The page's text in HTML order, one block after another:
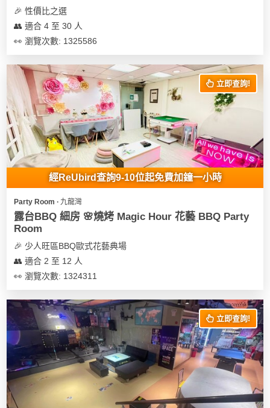
拍
廳
BBQ
場
地
新
玩
樂
體
驗
工
坊
外
玩
🎉 性價比之選
👥 適合 4 至 30 人
👀 瀏覽次數: 1325586
立即查詢!
經ReUbird查詢9-10位起免費加鐘一小時
Party Room ∙ 九龍灣
露台BBQ 細房 🌸燒烤 Magic Hour 花藝 BBQ Party
Room
🎉 少人旺區BBQ歐式花藝典場
👥 適合 2 至 12 人
👀 瀏覽次數: 1324311
立即查詢!